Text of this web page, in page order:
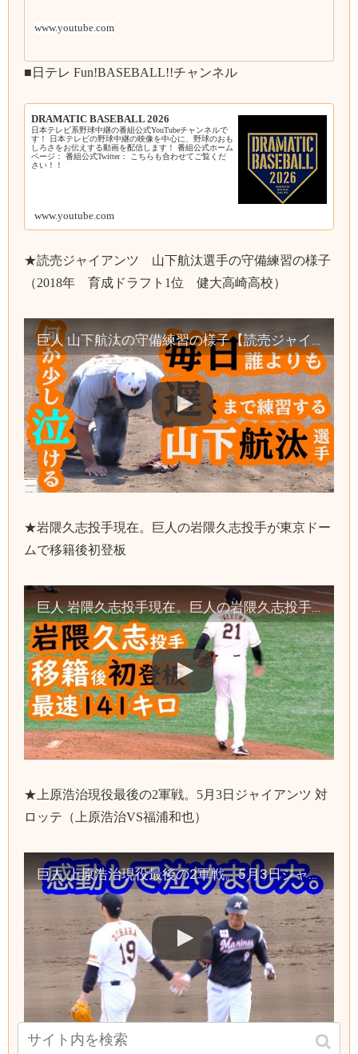
www.youtube.com
■日テレ Fun!BASEBALL!!チャンネル
DRAMATIC BASEBALL 2026
日本テレビ系野球中継の番組公式YouTubeチャンネルで
す！ 日本テレビの野球中継の映像を中心に、野球のおも
しろさをお伝えする動画を配信します！ 番組公式ホーム
ページ： 番組公式Twitter： こちらも合わせてご覧くだ
さい！！
www.youtube.com
★読売ジャイアンツ 山下航汰選手の守備練習の様子
（2018年 育成ドラフト1位 健大高崎高校）
巨人 山下航汰の守備練習の様子【読売ジャイアンツ】（2018年育成ドラフト1位 健大高崎高校）
★岩隈久志投手現在。巨人の岩隈久志投手が東京ドー
ムで移籍後初登板
巨人 岩隈久志投手現在。巨人の岩隈久志投手が東京ドームで移籍後初登板 読売ジャイアンツ
★上原浩治現役最後の2軍戦。5月3日ジャイアンツ 対
ロッテ（上原浩治VS福浦和也）
巨人 上原浩治現役最後の2軍戦。5月3日ジャイアンツ 対 ロッテ（上原浩治VS福浦和也）泣けました。読売ジャイアンツ